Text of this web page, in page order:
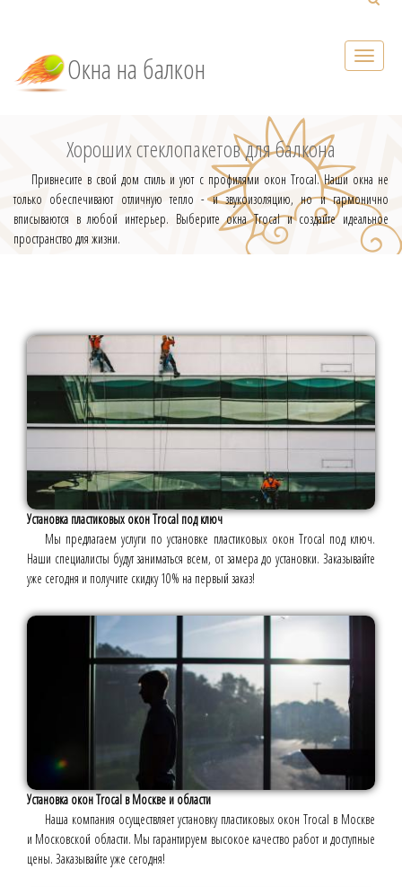
Окна на балкон
Хороших стеклопакетов для балкона
Привнесите в свой дом стиль и уют с профилями окон Trocal. Наши окна не
только обеспечивают отличную тепло - и звукоизоляцию, но и гармонично
вписываются в любой интерьер. Выберите окна Trocal и создайте идеальное
пространство для жизни.
Установка пластиковых окон Trocal под ключ
Мы предлагаем услуги по установке пластиковых окон Trocal под ключ.
Наши специалисты будут заниматься всем, от замера до установки. Заказывайте
уже сегодня и получите скидку 10% на первый заказ!
Установка окон Trocal в Москве и области
Наша компания осуществляет установку пластиковых окон Trocal в Москве
и Московской области. Мы гарантируем высокое качество работ и доступные
цены. Заказывайте уже сегодня!